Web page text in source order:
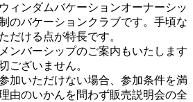
ィンダムバケーションオーナーシッ
のバケーションクラブです。手頃な
だける点が特長です。
ンバーシップのご案内もいたします
ございません。
加いただけない場合、参加条件を満
由のいかんを問わず販売説明会の全